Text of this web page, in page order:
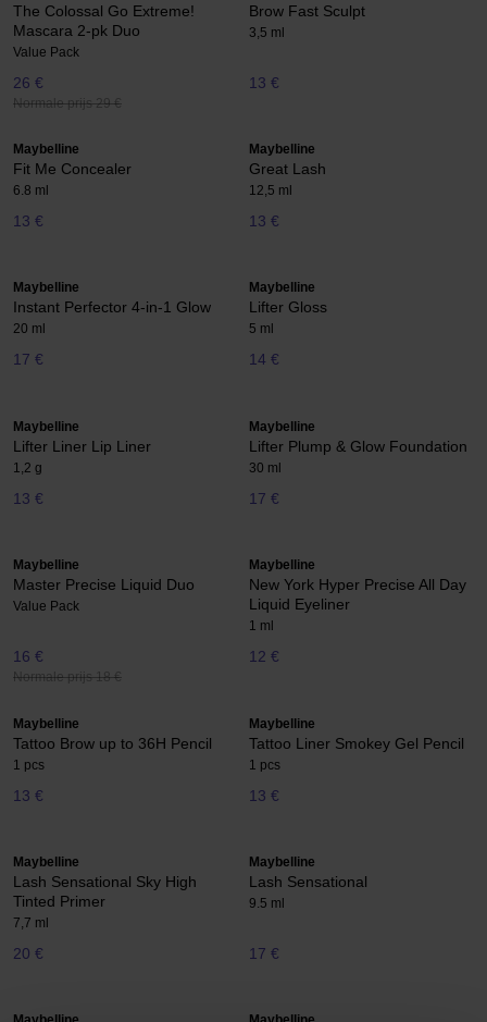
The Colossal Go Extreme!
Mascara 2-pk Duo
Value Pack
26 €
Normale prijs 29 €
Brow Fast Sculpt
3,5 ml
13 €
Maybelline
Fit Me Concealer
6.8 ml
13 €
Maybelline
Great Lash
12,5 ml
13 €
Maybelline
Instant Perfector 4-in-1 Glow
20 ml
17 €
Maybelline
Lifter Gloss
5 ml
14 €
Maybelline
Lifter Liner Lip Liner
1,2 g
13 €
Maybelline
Lifter Plump & Glow Foundation
30 ml
17 €
Maybelline
Master Precise Liquid Duo
Value Pack
16 €
Normale prijs 18 €
Maybelline
New York Hyper Precise All Day
Liquid Eyeliner
1 ml
12 €
Maybelline
Tattoo Brow up to 36H Pencil
1 pcs
13 €
Maybelline
Tattoo Liner Smokey Gel Pencil
1 pcs
13 €
Maybelline
Lash Sensational Sky High
Tinted Primer
7,7 ml
20 €
Maybelline
Lash Sensational
9.5 ml
17 €